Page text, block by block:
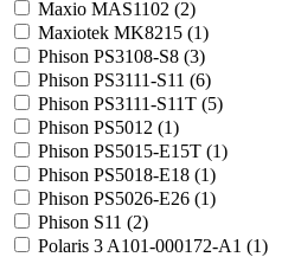
Maxio MAS1102 (2)
Maxiotek MK8215 (1)
Phison PS3108-S8 (3)
Phison PS3111-S11 (6)
Phison PS3111-S11T (5)
Phison PS5012 (1)
Phison PS5015-E15T (1)
Phison PS5018-E18 (1)
Phison PS5026-E26 (1)
Phison S11 (2)
Polaris 3 A101-000172-A1 (1)